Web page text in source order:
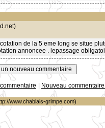
de la 5 eme long se situe
annoncee . lepassage
Nouveau
www.chablais-grimpe.com)